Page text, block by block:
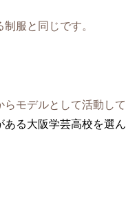
服と同じです。
モデルとして活動して
ある大阪学芸高校を選ん